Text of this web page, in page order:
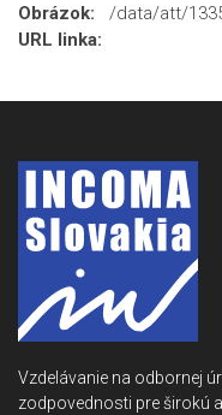
Obrázok:
/data/att/
URL linka:
Vzdelávanie na odbornej
zodpovednosti pre širokú